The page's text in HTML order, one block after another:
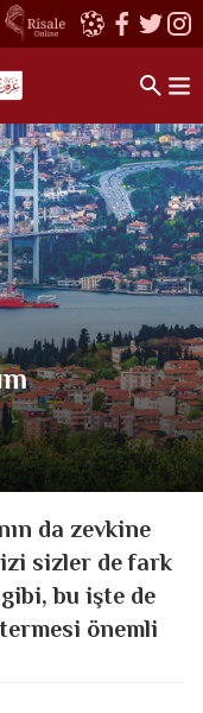
da zevkine
sizler de fark
bu işte de
önemli